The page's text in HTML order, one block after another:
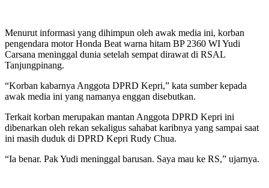
Menurut informasi yang dihimpun oleh awak media ini, korban
pengendara motor Honda Beat warna hitam BP 2360 WI Yudi
Carsana meninggal dunia setelah sempat dirawat di RSAL
Tanjungpinang.
“Korban kabarnya Anggota DPRD Kepri,” kata sumber kepada
awak media ini yang namanya enggan disebutkan.
Terkait korban merupakan mantan Anggota DPRD Kepri ini
dibenarkan oleh rekan sekaligus sahabat karibnya yang sampai saat
ini masih duduk di DPRD Kepri Rudy Chua.
“Ia benar. Pak Yudi meninggal barusan. Saya mau ke RS,” ujarnya.